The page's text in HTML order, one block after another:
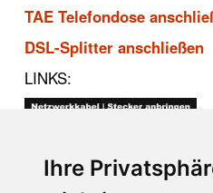
Ihre
TAE Telefondose
DSL-Splitter anschließen
LINKS: